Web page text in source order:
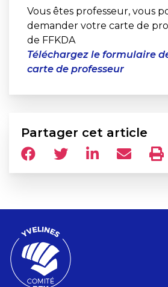
Vous êtes professeur, vous
demander votre carte de
de FFKDA
Téléchargez le formulaire
carte de professeur
Partager cet article